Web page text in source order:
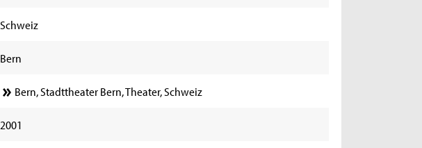
Schweiz
Bern
Bern, Stadttheater Bern, Theater, Schweiz
2001